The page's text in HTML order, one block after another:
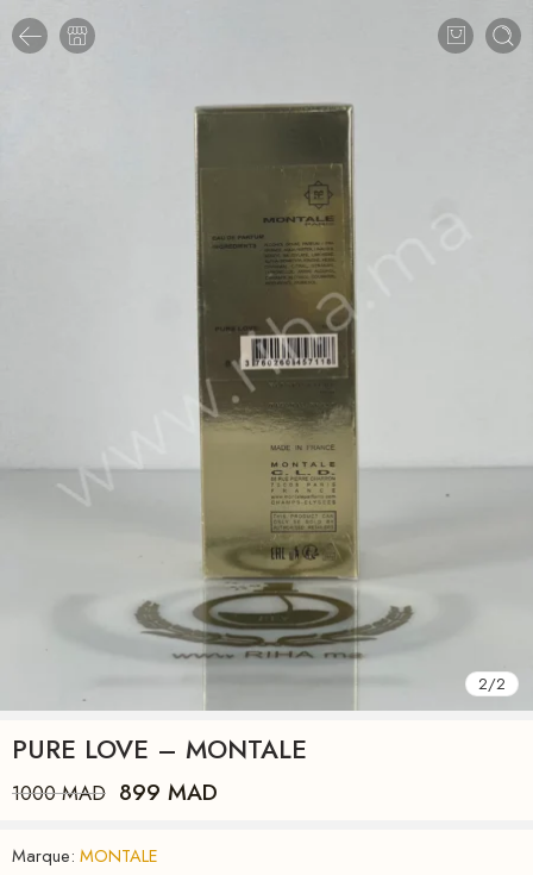
2/2
PURE LOVE – MONTALE
1000MAD 899 MAD
Marque: MONTALE